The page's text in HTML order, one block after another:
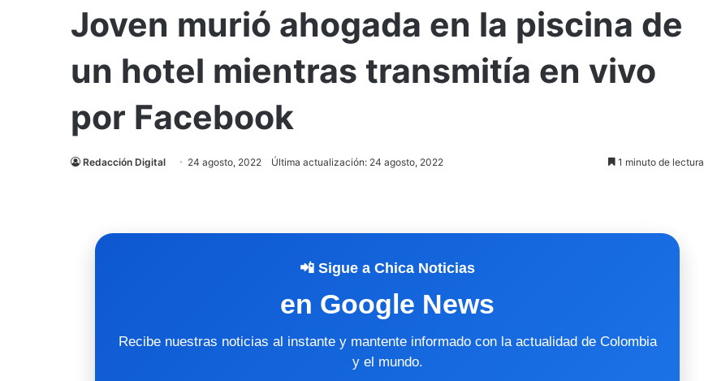
Joven murió ahogada en la piscina de
un hotel mientras transmitía en vivo
por Facebook
Redacción Digital 24 agosto, 2022 Última actualización: 24 agosto, 2022 1 minuto de lectura
📲 Sigue a Chica Noticias
en Google News
Recibe nuestras noticias al instante y mantente informado con la actualidad de Colombia
y el mundo.